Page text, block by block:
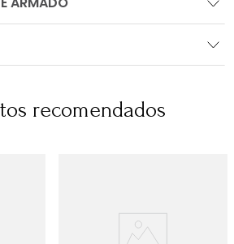
recomendados